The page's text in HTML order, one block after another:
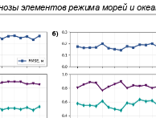
элементов режима морей и